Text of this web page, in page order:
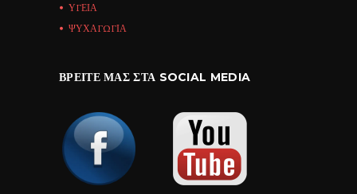
ΥΓΕΙΑ
ΨΥΧΑΓΩΓΙΑ
ΒΡΕΊΤΕ ΜΑΣ ΣΤΑ SOCIAL MEDIA